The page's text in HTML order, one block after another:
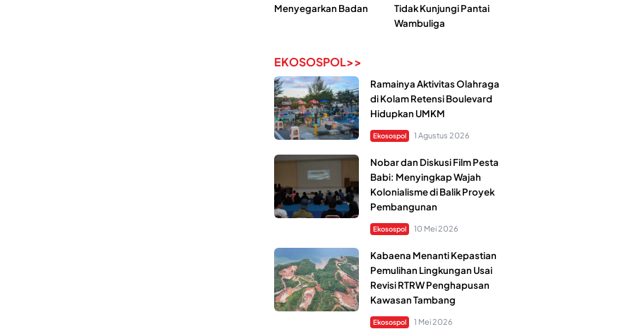
Menyegarkan Badan
Tidak Kunjungi Pantai
Wambuliga
EKOSOSPOL>>
Ramainya Aktivitas Olahraga
di Kolam Retensi Boulevard
Hidupkan UMKM
Ekosospol 1 Agustus 2026
Nobar dan Diskusi Film Pesta
Babi: Menyingkap Wajah
Kolonialisme di Balik Proyek
Pembangunan
Ekosospol 10 Mei 2026
Kabaena Menanti Kepastian
Pemulihan Lingkungan Usai
Revisi RTRW Penghapusan
Kawasan Tambang
Ekosospol 1 Mei 2026